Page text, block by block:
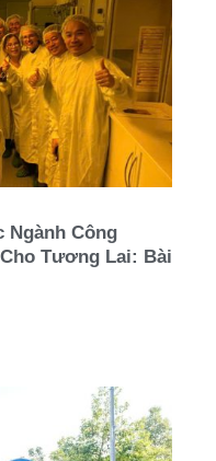
Ngành Công
Tương Lai: Bài